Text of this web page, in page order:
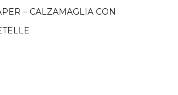
– CALZAMAGLIA CON